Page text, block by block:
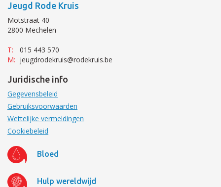
Jeugd Rode Kruis
Motstraat 40
2800 Mechelen
T:
015 443 570
M: jeugdrodekruis@rodekruis.be
Juridische info
Gegevensbeleid
Gebruiksvoorwaarden
Wettelijke vermeldingen
Cookiebeleid
Bloed
Hulp wereldwijd